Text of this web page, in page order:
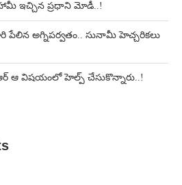
హామీ ఇచ్చిన ప్రధాని మోడీ..!
పేలిన అగ్నిపర్వతం.. సునామీ హెచ్చరికలు
ఆ విషయంలో హెల్ప్ చేసుకొన్నారు..!